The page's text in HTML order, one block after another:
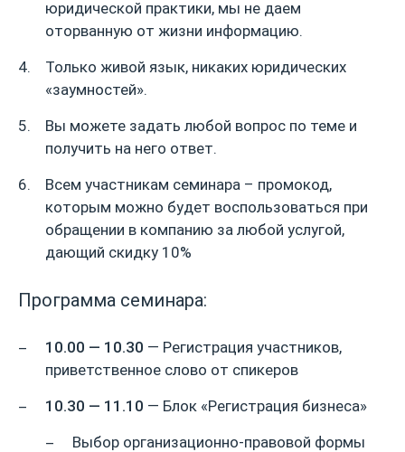
юридической практики, мы не даем
оторванную от жизни информацию.
Только живой язык, никаких юридических
«заумностей».
Вы можете задать любой вопрос по теме и
получить на него ответ.
Всем участникам семинара – промокод,
которым можно будет воспользоваться при
обращении в компанию за любой услугой,
дающий скидку 10%
Программа семинара:
10.00 — 10.30 — Регистрация участников,
приветственное слово от спикеров
10.30 — 11.10 — Блок «Регистрация бизнеса»
Выбор организационно-правовой формы